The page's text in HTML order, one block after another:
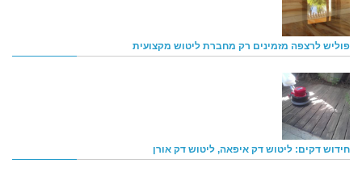
פוליש לרצפה מזמינים רק מחברת ליטוש מקצועית
חידוש דקים: ליטוש דק איפאה, ליטוש דק אורן